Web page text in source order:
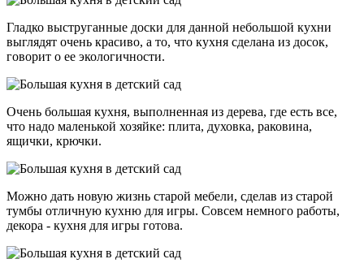
Гладко выструганные доски для данной небольшой кухни
выглядят очень красиво, а то, что кухня сделана из досок,
говорит о ее экологичности.
Очень большая кухня, выполненная из дерева, где есть все,
что надо маленькой хозяйке: плита, духовка, раковина,
ящички, крючки.
Можно дать новую жизнь старой мебели, сделав из старой
тумбы отличную кухню для игры. Совсем немного работы,
декора - кухня для игры готова.